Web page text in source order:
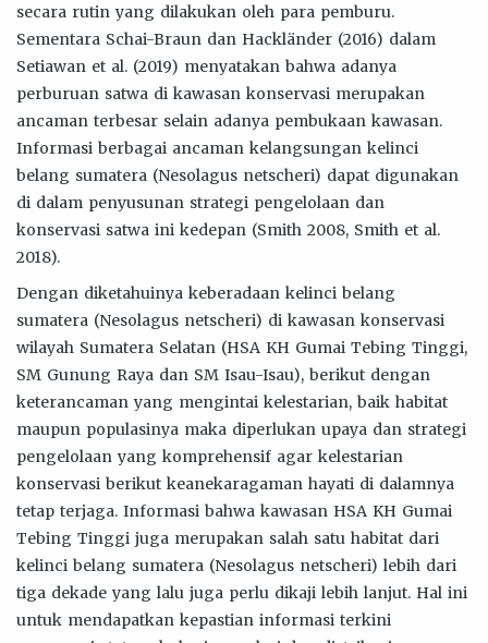
secara rutin yang dilakukan oleh para pemburu.
Sementara Schai-Braun dan Hackländer (2016) dalam
Setiawan et al. (2019) menyatakan bahwa adanya
perburuan satwa di kawasan konservasi merupakan
ancaman terbesar selain adanya pembukaan kawasan.
Informasi berbagai ancaman kelangsungan kelinci
belang sumatera (Nesolagus netscheri) dapat digunakan
di dalam penyusunan strategi pengelolaan dan
konservasi satwa ini kedepan (Smith 2008, Smith et al.
2018).
Dengan diketahuinya keberadaan kelinci belang
sumatera (Nesolagus netscheri) di kawasan konservasi
wilayah Sumatera Selatan (HSA KH Gumai Tebing Tinggi,
SM Gunung Raya dan SM Isau-Isau), berikut dengan
keterancaman yang mengintai kelestarian, baik habitat
maupun populasinya maka diperlukan upaya dan strategi
pengelolaan yang komprehensif agar kelestarian
konservasi berikut keanekaragaman hayati di dalamnya
tetap terjaga. Informasi bahwa kawasan HSA KH Gumai
Tebing Tinggi juga merupakan salah satu habitat dari
kelinci belang sumatera (Nesolagus netscheri) lebih dari
tiga dekade yang lalu juga perlu dikaji lebih lanjut. Hal ini
untuk mendapatkan kepastian informasi terkini